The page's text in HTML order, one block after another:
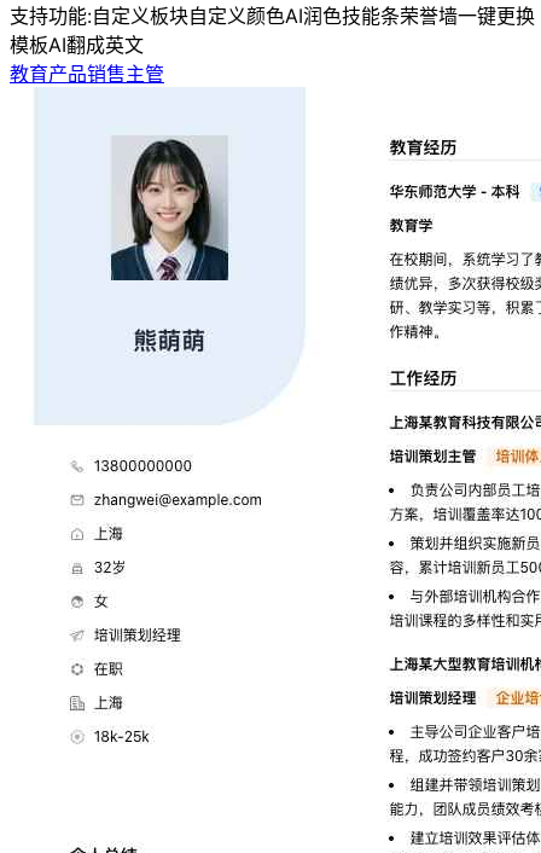
支持功能:自定义板块自定义颜色AI润色技能条荣誉墙一键更换
模板AI翻成英文
教育产品销售主管